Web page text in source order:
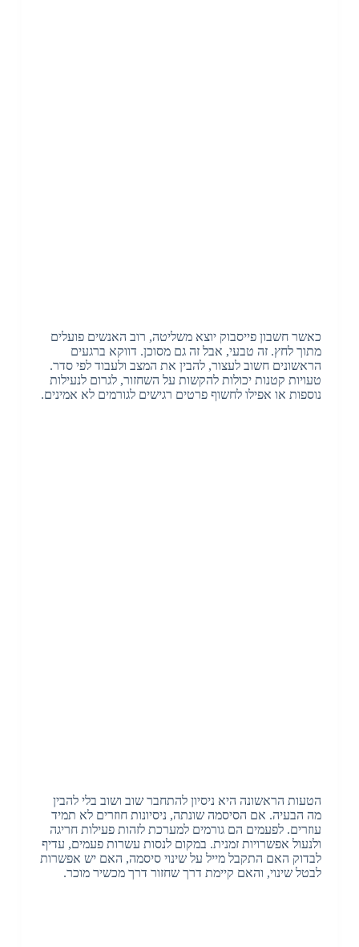
כאשר חשבון פייסבוק יוצא משליטה, רוב האנשים פועלים
מתוך לחץ. זה טבעי, אבל זה גם מסוכן. דווקא ברגעים
הראשונים חשוב לעצור, להבין את המצב ולעבוד לפי סדר.
טעויות קטנות יכולות להקשות על השחזור, לגרום לנעילות
נוספות או אפילו לחשוף פרטים רגישים לגורמים לא אמינים.
הטעות הראשונה היא ניסיון להתחבר שוב ושוב בלי להבין
מה הבעיה. אם הסיסמה שונתה, ניסיונות חוזרים לא תמיד
עוזרים. לפעמים הם גורמים למערכת לזהות פעילות חריגה
ולנעול אפשרויות זמנית. במקום לנסות עשרות פעמים, עדיף
לבדוק האם התקבל מייל על שינוי סיסמה, האם יש אפשרות
לבטל שינוי, והאם קיימת דרך שחזור דרך מכשיר מוכר.